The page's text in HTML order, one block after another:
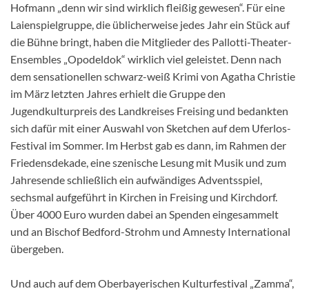
Hofmann „denn wir sind wirklich fleißig gewesen“. Für eine
Laienspielgruppe, die üblicherweise jedes Jahr ein Stück auf
die Bühne bringt, haben die Mitglieder des Pallotti-Theater-
Ensembles „Opodeldok“ wirklich viel geleistet. Denn nach
dem sensationellen schwarz-weiß Krimi von Agatha Christie
im März letzten Jahres erhielt die Gruppe den
Jugendkulturpreis des Landkreises Freising und bedankten
sich dafür mit einer Auswahl von Sketchen auf dem Uferlos-
Festival im Sommer. Im Herbst gab es dann, im Rahmen der
Friedensdekade, eine szenische Lesung mit Musik und zum
Jahresende schließlich ein aufwändiges Adventsspiel,
sechsmal aufgeführt in Kirchen in Freising und Kirchdorf.
Über 4000 Euro wurden dabei an Spenden eingesammelt
und an Bischof Bedford-Strohm und Amnesty International
übergeben.
Und auch auf dem Oberbayerischen Kulturfestival „Zamma“,